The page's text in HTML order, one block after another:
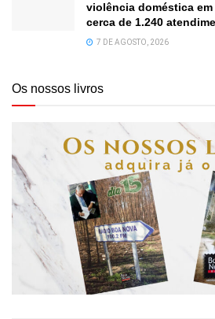
violência doméstica
cerca de 1.240
7 DE AGOSTO, 2026
Os nossos livros